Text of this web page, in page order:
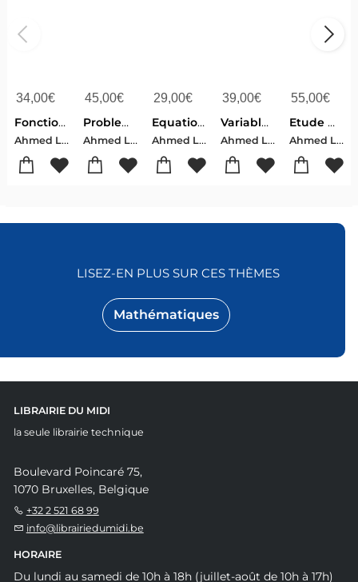
34,00€
Fonctions Speciales De La Physique Mathematique ; Cours Et Excercices Corriges
Ahmed Lesfari
45,00€
Problemes Resolus De Mathematiques Superieures ; Licence, Master
Ahmed Lesfari
29,00€
Equations Differentielles Ordinaires Et Equatiions Aux Derivees Partielles ; Cours Et Exercices Corriges
Ahmed Lesfari
39,00€
Variables Complexes (cours Et Exercices Corriges)
Ahmed Lesfari
55,00€
Etude Des Systemes Hamiltoniens Et Leur Complete Integrabilite : Cours, Exercices Et Problemes Corriges
Ahmed Lesfari
Mathématiques
LISEZ-EN PLUS SUR CES THÈMES
LIBRAIRIE DU MIDI
la seule librairie technique
Boulevard Poincaré 75,
1070 Bruxelles, Belgique
+32 2 521 68 99
info@librairiedumidi.be
HORAIRE
Du lundi au samedi de 10h à 18h (juillet-août de 10h à 17h)